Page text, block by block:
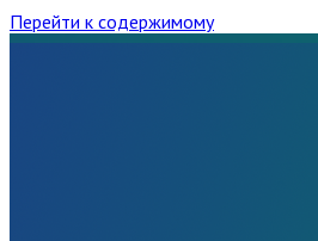
Перейти к содержимому